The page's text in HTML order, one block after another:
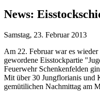
News:
Samstag, 23. Februar 2013
Am 22. Februar war es
gewordene Eisstockpartie
Feuerwehr Schenkenfelden
Mit über 30 Jungflorianis und
gemütilichen Nachmittag am